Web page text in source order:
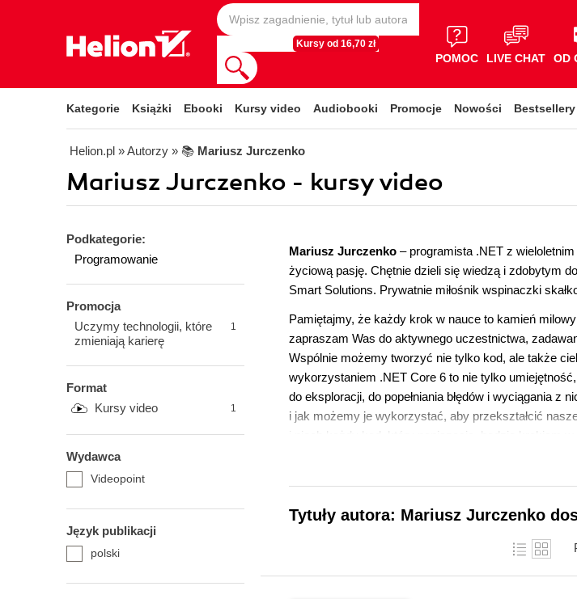
Kursy od 16,70 zł
POMOC LIVE CHAT OD
Kategorie Książki Ebooki Kursy video Audiobooki Promocje Nowości Bestsellery
Helion.pl » Autorzy » 📚 Mariusz Jurczenko
Mariusz Jurczenko - kursy video
Podkategorie:
Programowanie
Promocja
Uczymy technologii, które
zmieniają karierę
1
Format
Kursy video
1
Wydawca
Videopoint
Język publikacji
polski
Mariusz Jurczenko – programista .NET z
życiową pasję. Chętnie dzieli się wiedzą i zdobytym
Smart Solutions. Prywatnie miłośnik wspinaczki
Pamiętajmy, że każdy krok w nauce to kamień
zapraszam Was do aktywnego uczestnictwa,
Wspólnie możemy tworzyć nie tylko kod, ale także
wykorzystaniem .NET Core 6 to nie tylko
do eksploracji, do popełniania błędów i wyciągania z
i jak możemy je wykorzystać, aby przekształcić
Tytuły autora: Mariusz Jurczenko